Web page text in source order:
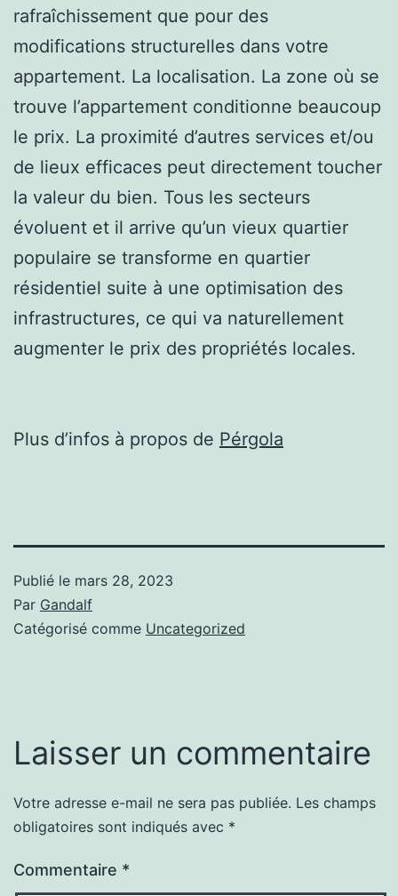
rafraîchissement que pour des
modifications structurelles dans votre
appartement. La localisation. La zone où se
trouve l’appartement conditionne beaucoup
le prix. La proximité d’autres services et/ou
de lieux efficaces peut directement toucher
la valeur du bien. Tous les secteurs
évoluent et il arrive qu’un vieux quartier
populaire se transforme en quartier
résidentiel suite à une optimisation des
infrastructures, ce qui va naturellement
augmenter le prix des propriétés locales.
Plus d’infos à propos de Pérgola
Publié le mars 28, 2023
Par Gandalf
Catégorisé comme Uncategorized
Laisser un commentaire
Votre adresse e-mail ne sera pas publiée. Les champs
obligatoires sont indiqués avec *
Commentaire *